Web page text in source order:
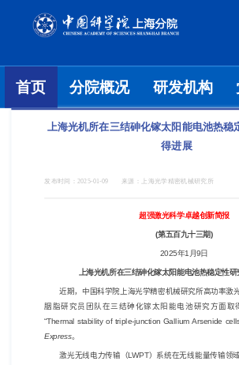
首页 分院概况 研发机构
上海光机所在三结砷化镓太阳能电池热稳
得进展
发布时间： 2025-01-09 来源： 上海光学精密机械研究所
超强激光科学卓越创新简报
(第五百九十三期)
2025年1月9日
上海光机所在三结砷化镓太阳能电池热稳定性
近期，中国科学院上海光学精密机械研究所高功率激
胭脂研究员团队在三结砷化镓太阳能电池研究方面取
“Thermal stability of triple-junction Gallium Arsenide
Express。
激光无线电力传输（LWPT）系统在无线能量传输领